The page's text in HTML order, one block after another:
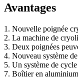
Avantages
1. Nouvelle poignée
2. La machine de
3. Deux poignées
4. Nouveau système
5. Un système de
7. Boîtier en